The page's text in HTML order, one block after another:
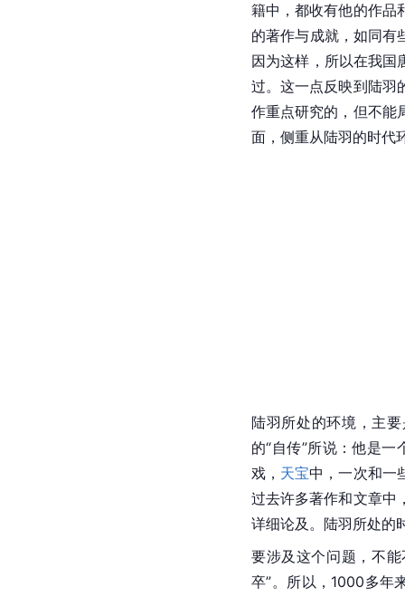
籍中，都收有他的作品
的著作与成就，如同有
因为这样，所以在我国
过。这一点反映到陆羽
作重点研究的，但不能
面，侧重从陆羽的时代
陆羽所处的环境，主
的“自传”所说：他是一
戏， 天宝中，一次和一
过去许多著作和文章中
详细论及。 陆羽所处的
要涉及这个问题，不
卒”。所以，1000多年